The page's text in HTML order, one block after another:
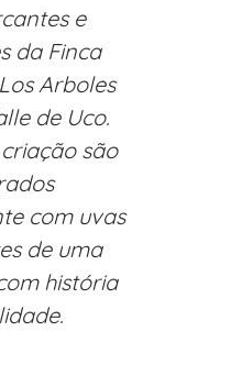
e
da Finca
Arboles
de Uco.
são
com uvas
de uma
história